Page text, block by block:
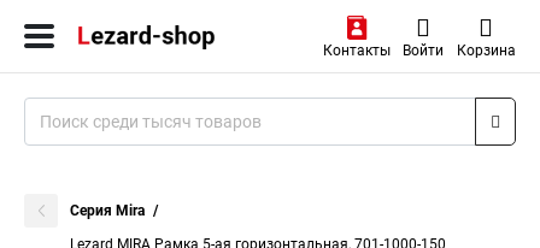
Контакты Войти Корзина
Серия Mira
Lezard MIRA Рамка 5-ая горизонтальная, 701-1000-150